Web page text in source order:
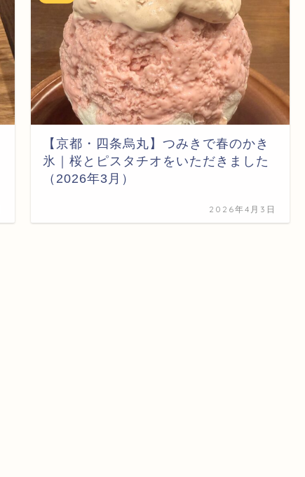
【京都・四条烏丸】つみきで春のかき
氷｜桜とピスタチオをいただきました
（2026年3月）
2026年4月3日